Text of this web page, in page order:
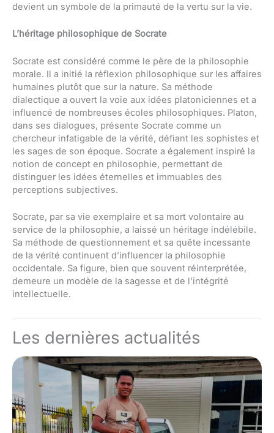
devient un symbole de la primauté de la vertu sur la vie.
L’héritage philosophique de Socrate
Socrate est considéré comme le père de la philosophie
morale. Il a initié la réflexion philosophique sur les affaires
humaines plutôt que sur la nature. Sa méthode
dialectique a ouvert la voie aux idées platoniciennes et a
influencé de nombreuses écoles philosophiques. Platon,
dans ses dialogues, présente Socrate comme un
chercheur infatigable de la vérité, défiant les sophistes et
les sages de son époque. Socrate a également inspiré la
notion de concept en philosophie, permettant de
distinguer les idées éternelles et immuables des
perceptions subjectives.
Socrate, par sa vie exemplaire et sa mort volontaire au
service de la philosophie, a laissé un héritage indélébile.
Sa méthode de questionnement et sa quête incessante
de la vérité continuent d’influencer la philosophie
occidentale. Sa figure, bien que souvent réinterprétée,
demeure un modèle de la sagesse et de l’intégrité
intellectuelle.
Les dernières actualités